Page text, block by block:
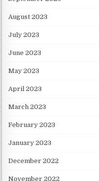
August 2023
July 2023
June 2023
May 2023
April 2023
March 2023
February 2023
January 2023
December 2022
November 2022